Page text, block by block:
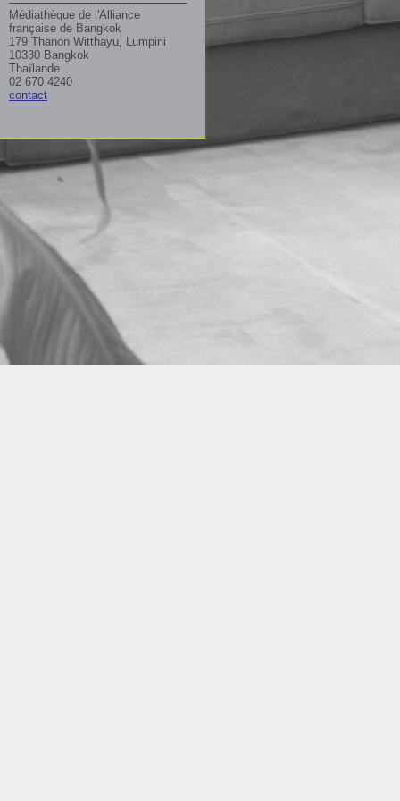
Médiathèque de l'Alliance
française de Bangkok
179 Thanon Witthayu, Lumpini
10330 Bangkok
Thaïlande
02 670 4240
contact